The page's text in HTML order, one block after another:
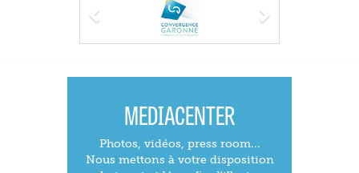
MEDIACENTER
Photos, vidéos, press room...
Nous mettons à votre disposition